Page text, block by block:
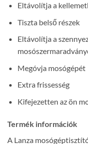
Eltávolítja a
Tiszta belső részek
Eltávolítja a
Megóvja mosógépét
Extra frissesség
Kifejezetten az ön
Termék információk
A Lanza